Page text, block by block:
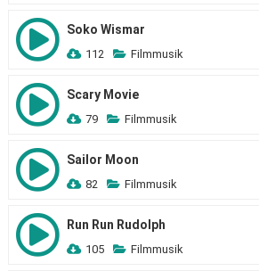
Soko Wismar
112 Filmmusik
Scary Movie
79 Filmmusik
Sailor Moon
82 Filmmusik
Run Run Rudolph
105 Filmmusik